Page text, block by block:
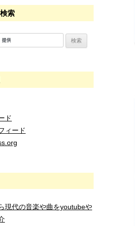
索
ド
ィード
現代の音楽や曲をyoutubeや